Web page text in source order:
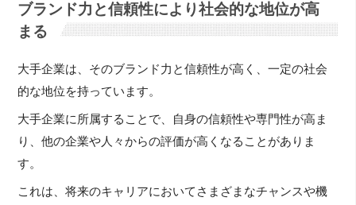
ブランド力と信頼性により社会的な地位が高
まる
大手企業は、そのブランド力と信頼性が高く、一定の社会
的な地位を持っています。
大手企業に所属することで、自身の信頼性や専門性が高ま
り、他の企業や人々からの評価が高くなることがありま
す。
これは、将来のキャリアにおいてさまざまなチャンスや機